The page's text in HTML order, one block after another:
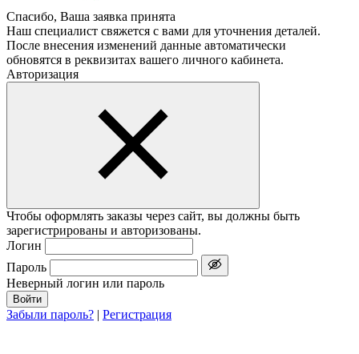
Спасибо, Ваша заявка принята
Наш специалист свяжется с вами для уточнения деталей.
После внесения изменений данные автоматически
обновятся в реквизитах вашего личного кабинета.
Авторизация
Чтобы оформлять заказы через сайт, вы должны быть
зарегистрированы и авторизованы.
Логин
Пароль
Неверный логин или пароль
Войти
Забыли пароль? | Регистрация